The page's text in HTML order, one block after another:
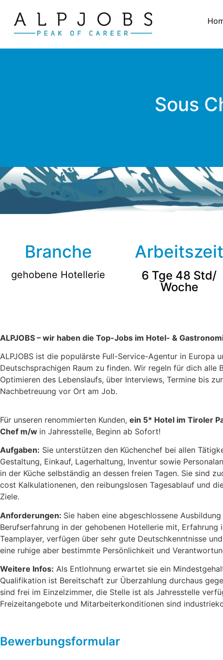
Sous
Branche
gehobene Hotellerie
Arbeitszeit
6 Tge 48 Std/
Woche
ALPJOBS – wir haben die Top-Jobs im Hotel- &
ALPJOBS ist die populärste Full-Service-Agentur in Europa
Deutschsprachigen Raum zu finden. Wir regeln für dich alle
Optimieren des Lebenslaufs, über Interviews, Termine bis
Nachbetreuung vor Ort am Job.
Für unseren renommierten Kunden, ein 5* Hotel im Tiroler
Chef m/w in Jahresstelle, Beginn ab Sofort!
Aufgaben: Sie unterstützen den Küchenchef bei allen
Gestaltung, Einkauf, Lagerhaltung, Inventur sowie
in der Küche selbständig an dessen freien Tagen. Sie sind
cost Kalkulationenen, den reibungslosen Tagesablauf und
Ziele.
Anforderungen: Sie haben eine abgeschlossene
Berufserfahrung in der gehobenen Hotellerie mit, Erfahrung
Teamplayer, verfügen über sehr gute Deutschkenntnisse
eine ruhige aber bestimmte Persönlichkeit und
Weitere Infos: Als Entlohnung erwartet sie ein
Qualifikation ist Bereitschaft zur Überzahlung durchaus
sind frei im Einzelzimmer, die Stelle ist als Jahresstelle
Freizeitangebote und Mitarbeiterkonditionen sind
Bewerbungsformular